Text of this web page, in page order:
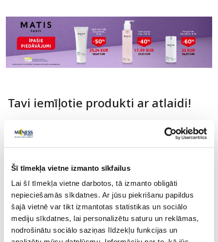
Šī tīmekļa vietne izmanto sīkfailus
Lai šī tīmekļa vietne darbotos, tā izmanto obligāti
nepieciešamās sīkdatnes. Ar jūsu piekrišanu papildus
šajā vietnē var tikt izmantotas statistikas un sociālo
mediju sīkdatnes, lai personalizētu saturu un reklāmas,
nodrošinātu sociālo saziņas līdzekļu funkcijas un
Tavi iemīļotie produkti ar atlaidi!
-50%
Uztura bagātinātājs
-50%